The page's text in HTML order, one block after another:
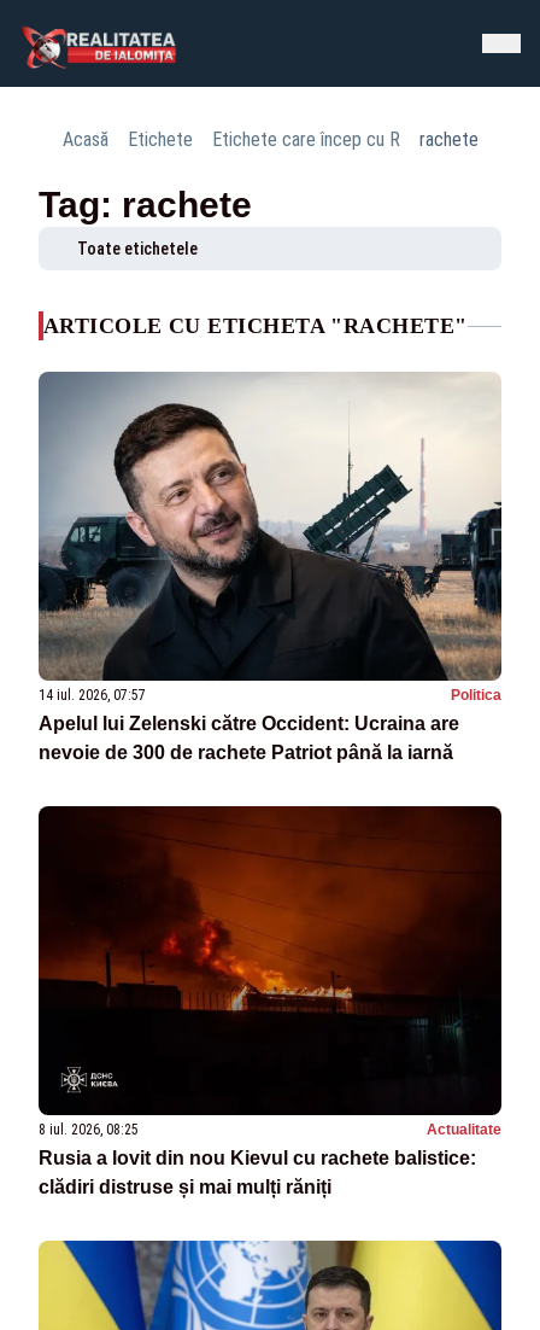
Acasă Etichete Etichete care încep cu R rachete
Tag: rachete
Toate etichetele
ARTICOLE CU ETICHETA "RACHETE"
14 iul. 2026, 07:57 Politica
Apelul lui Zelenski către Occident: Ucraina are
nevoie de 300 de rachete Patriot până la iarnă
8 iul. 2026, 08:25 Actualitate
Rusia a lovit din nou Kievul cu rachete balistice:
clădiri distruse și mai mulți răniți